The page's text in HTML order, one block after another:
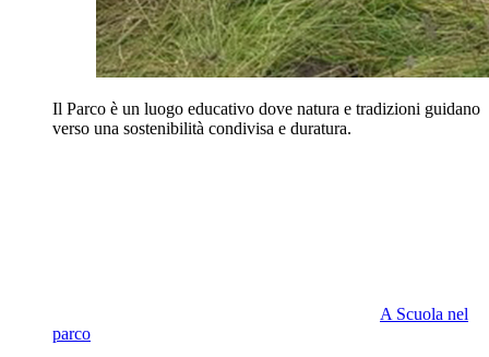
Il Parco è un luogo educativo dove natura e tradizioni guidano
verso una sostenibilità condivisa e duratura.
A Scuola nel
parco